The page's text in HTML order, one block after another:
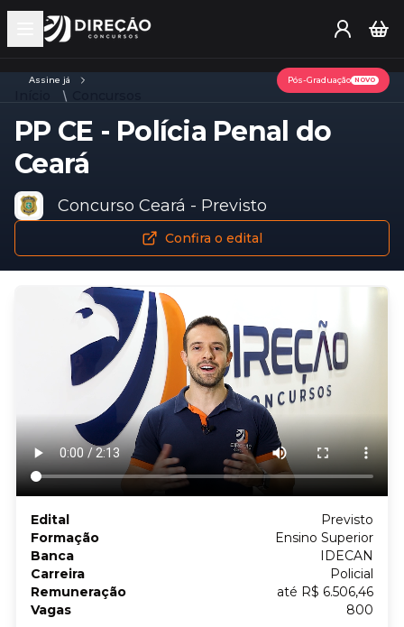
Open main menu
Assine já Pós-Graduação NOVO
PP CE - Polícia Penal do
Ceará
Concurso Ceará - Previsto
Confira o edital
Edital
Previsto
Formação
Ensino Superior
Banca
IDECAN
Carreira
Policial
Remuneração
até R$ 6.506,46
Vagas
800